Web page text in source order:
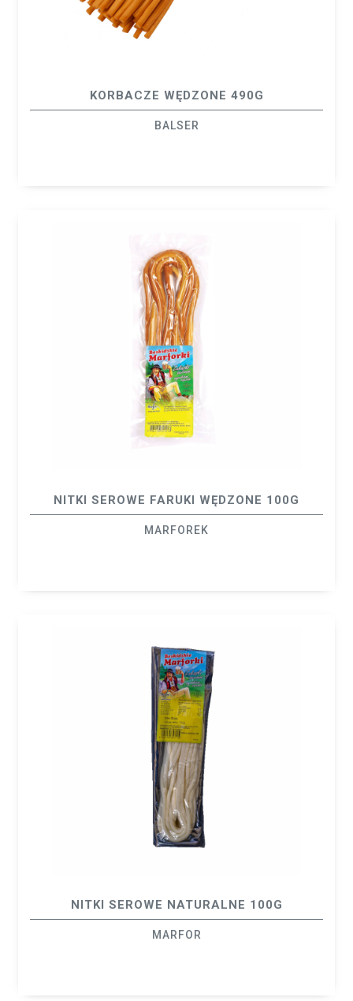
KORBACZE WĘDZONE 490G
BALSER
NITKI SEROWE FARUKI WĘDZONE 100G
MARFOREK
NITKI SEROWE NATURALNE 100G
MARFOR